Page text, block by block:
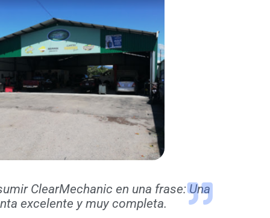
ClearMechanic en una frase: Una
excelente y muy completa.